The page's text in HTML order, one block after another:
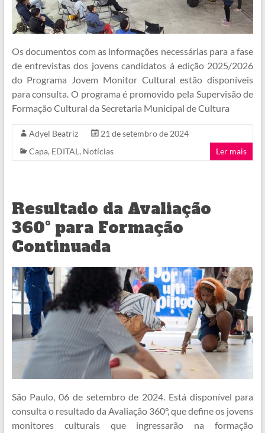
Os documentos com as informações necessárias para a fase
de entrevistas dos jovens candidatos à edição 2025/2026
do Programa Jovem Monitor Cultural estão disponíveis
para consulta. O programa é promovido pela Supervisão de
Formação Cultural da Secretaria Municipal de Cultura
Adyel Beatriz
21 de setembro de 2024
Capa, EDITAL , Notícias Ler mais
Resultado da Avaliação
360º para Formação
Continuada
São Paulo, 06 de setembro de 2024. Está disponível para
consulta o resultado da Avaliação 360°, que define os jovens
monitores culturais que ingressarão na formação